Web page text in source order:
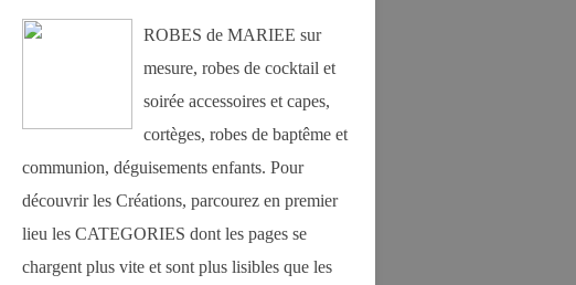
ROBES de MARIEE sur
mesure, robes de cocktail et
soirée accessoires et capes,
cortèges, robes de baptême et
communion, déguisements enfants. Pour
découvrir les Créations, parcourez en premier
lieu les CATEGORIES dont les pages se
chargent plus vite et sont plus lisibles que les